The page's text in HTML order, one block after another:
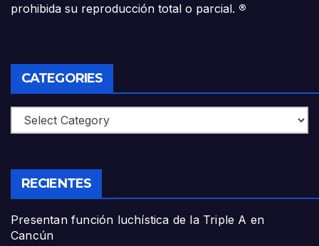
prohibida su reproducción total o parcial. ®
CATEGORIES
Categories
RECIENTES
Presentan función luchística de la Triple A en
Cancún